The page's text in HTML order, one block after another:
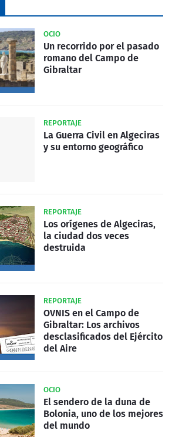
OCIO
Un recorrido por el pasado
romano del Campo de
Gibraltar
REPORTAJE
La Guerra Civil en Algeciras
y su entorno geográfico
REPORTAJE
Los orígenes de Algeciras,
la ciudad dos veces
destruida
REPORTAJE
OVNIS en el Campo de
Gibraltar: Los archivos
desclasificados del Ejército
del Aire
OCIO
El sendero de la duna de
Bolonia, uno de los mejores
del mundo